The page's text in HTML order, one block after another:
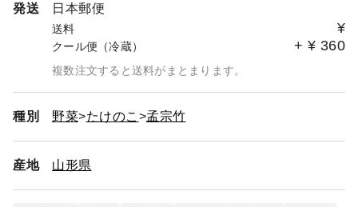
発送 日本郵便
送料 ¥
クール便（冷蔵） + ¥ 360
複数注文すると送料がまとまります。
種別 野菜 たけのこ 孟宗竹
産地 山形県